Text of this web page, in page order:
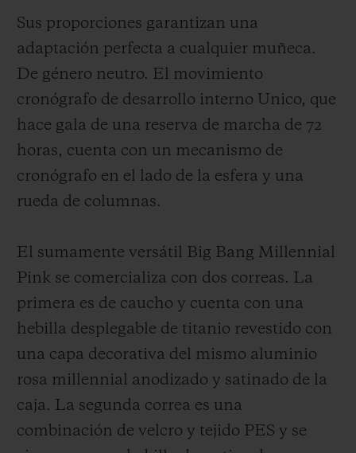
Sus proporciones garantizan una
adaptación perfecta a cualquier muñeca.
De género neutro. El movimiento
cronógrafo de desarrollo interno Unico, que
hace gala de una reserva de marcha de 72
horas, cuenta con un mecanismo de
cronógrafo en el lado de la esfera y una
rueda de columnas.
El sumamente versátil Big Bang Millennial
Pink se comercializa con dos correas. La
primera es de caucho y cuenta con una
hebilla desplegable de titanio revestido con
una capa decorativa del mismo aluminio
rosa millennial anodizado y satinado de la
caja. La segunda correa es una
combinación de velcro y tejido PES y se